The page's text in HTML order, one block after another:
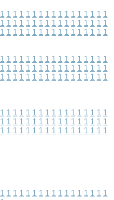
1 1 1 1 1 1 1 1 1 1 1 1 1 1 1 1 1
1 1 1 1 1 1 1 1 1 1 1 1 1 1 1 1 1
1 1 1 1 1 1 1 1 1 1 1 1 1 1 1 1 1
1 1 1 1 1 1 1 1 1 1 1 1 1 1 1 1 1
1 1 1 1 1 1 1 1 1 1 1 1 1 1 1 1 1
1 1 1 1 1 1 1 1 1 1 1 1 1 1 1 1 1
1 1 1 1 1 1 1 1 1 1 1 1 1 1 1 1 1
1 1 1 1 1 1 1 1 1 1 1 1 1 1 1 1 1
1 1 1 1 1 1 1 1 1 1 1 1 1 1 1 1 1
1 1 1 1 1 1 1 1 1 1 1 1 1 1 1 1 1